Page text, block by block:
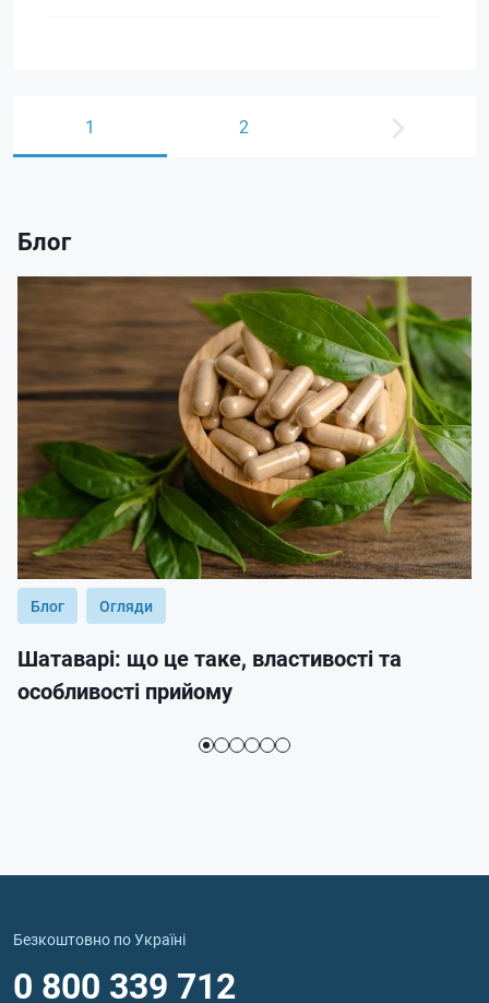
1 2
Блог
Блог Огляди
Шатаварі: що це таке, властивості та
особливості прийому
Безкоштовно по Україні
0 800 339 712